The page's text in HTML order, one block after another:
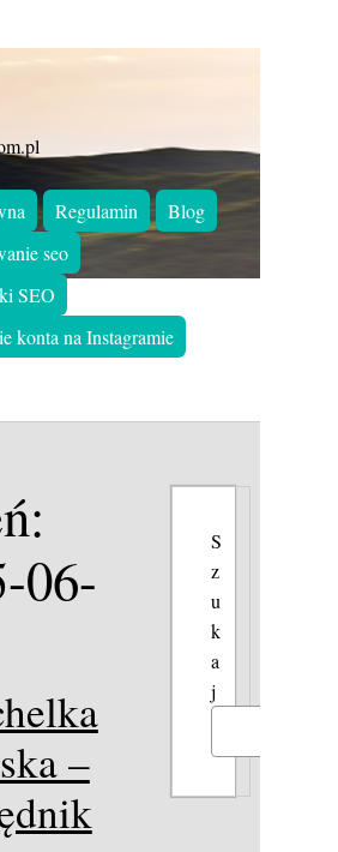
Regulamin
Blog
seo
SEO
konta na Instagramie
06-
–
S
z
u
k
a
j